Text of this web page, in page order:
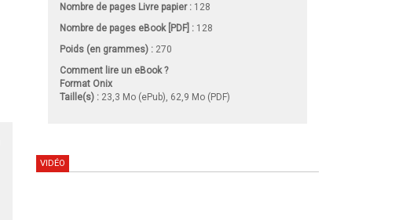
Nombre de pages Livre papier: 128
Nombre de pages eBook [PDF] : 128
Poids (en grammes) : 270
Comment lire un eBook ?
Format Onix
Taille(s) : 23,3 Mo (ePub), 62,9 Mo (PDF)
VIDÉO